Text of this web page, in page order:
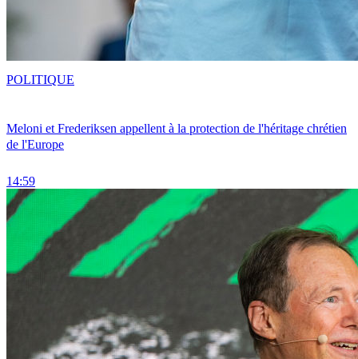
Meloni et Frederiksen appellent à la protection de l'héritage chrétien
de l'Europe
14:59
POLITIQUE